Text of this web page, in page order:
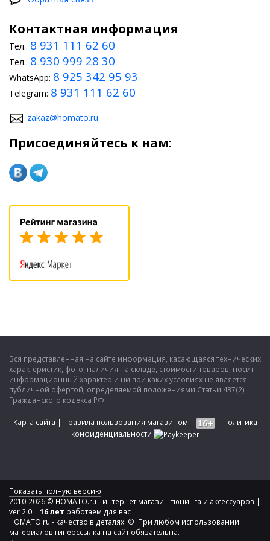
Нередко кабину машины требуется дополнительно
сделать вождение более приятным, расслабиться во время
поездки. Также обладатели автомобилей данной модели
заказывают различные аксессуары, чтобы подчеркнуть факт
владения ТС. На такой случай ассортимент магазина включает,
к примеру, брендовые брелки БМВ.
Контактная информация
Тел.: 8 931 111 62 60
Тел.: 8 930 999 28 30
WhatsApp: 8 925 342 95 93
Telegram: 8 931 111 62 60
zakaz@homato.ru
Присоединяйтесь к нам:
Вся представленная на сайте информация, касающаяся технических
характеристик, фото, наличия на складе, стоимости товаров, носит
информационный характер и ни при каких условиях не является
публичной офертой, определяемой положениями Статьи 437(2)
Гражданского кодекса РФ.
Карта сайта | Правила пользования магазином | | Политика
конфиденциальности
Показать полную версию
2010-2026 © HOMATO.ru - интернет магазин тюнинга и аксессуаров |
ver 2.0 | 16 лет работаем для вас
HOMATO.ru - качество в деталях. © При любом использовании
материалов гиперссылка на сайт обязательна.